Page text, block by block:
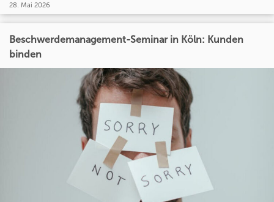
28. Mai 2026
Beschwerdemanagement-Seminar in Köln: Kunden
binden